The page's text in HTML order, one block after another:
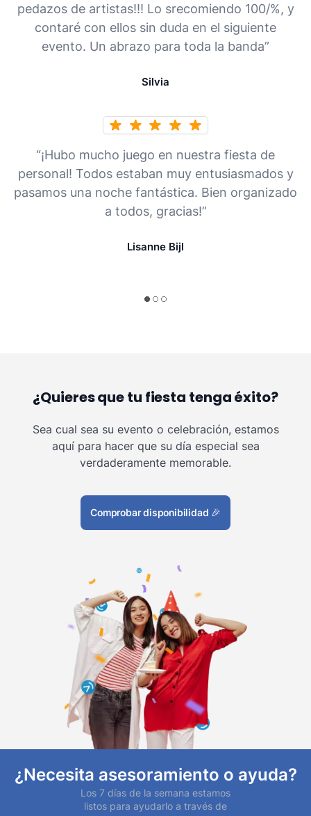
pedazos de artistas!!! Lo srecomiendo 100/%, y
contaré con ellos sin duda en el siguiente
evento. Un abrazo para toda la banda”
Silvia
“¡Hubo mucho juego en nuestra fiesta de
personal! Todos estaban muy entusiasmados y
pasamos una noche fantástica. Bien organizado
a todos, gracias!”
Lisanne Bijl
¿Quieres que tu fiesta tenga éxito?
Sea cual sea su evento o celebración, estamos
aquí para hacer que su día especial sea
verdaderamente memorable.
Comprobar disponibilidad 🎉
¿Necesita asesoramiento o ayuda?
Los 7 días de la semana estamos
listos para ayudarlo a través de